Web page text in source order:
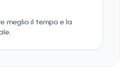
meglio il tempo e la